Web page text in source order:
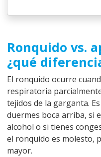
Ronquido vs.
¿qué
El ronquido ocurre
respiratoria
tejidos de la garganta.
duermes boca arriba, si
alcohol o si tienes
el ronquido es molesto,
mayor.